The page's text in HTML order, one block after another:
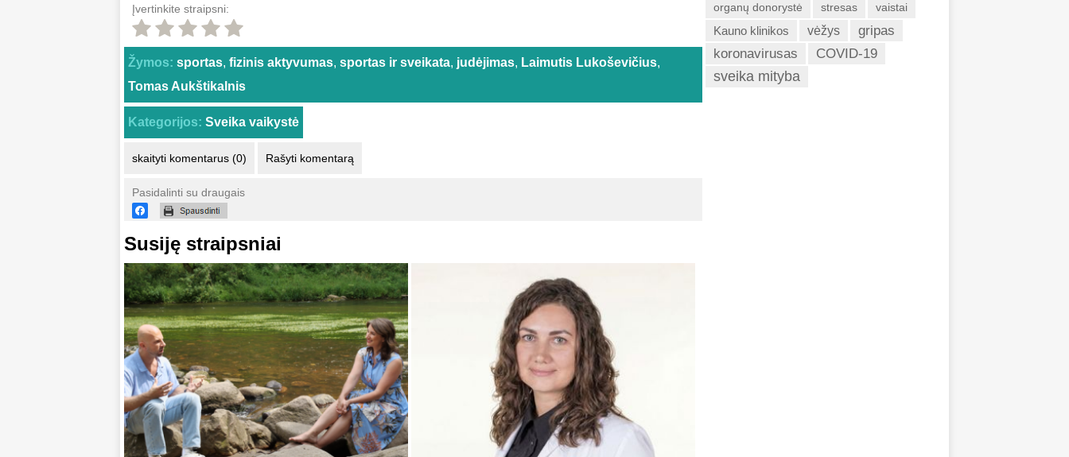
Įvertinkite straipsni:
Žymos: sportas, fizinis aktyvumas, sportas ir sveikata, judėjimas, Laimutis Lukoševičius,
Tomas Aukštikalnis
Kategorijos: Sveika vaikystė
skaityti komentarus (0) Rašyti komentarą
Pasidalinti su draugais
Susiję straipsniai
organų donorystė
stresas vaistai
Kauno klinikos vėžys
gripas
koronavirusas
COVID-19
sveika mityba